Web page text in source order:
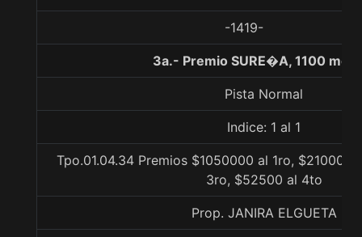
-1419-
3a.- Premio SURE�A, 1100
Pista Normal
Indice: 1 al 1
Tpo.01.04.34 Premios $1050000 al 1ro, $210000
3ro, $52500 al 4to
Prop. JANIRA ELGUETA